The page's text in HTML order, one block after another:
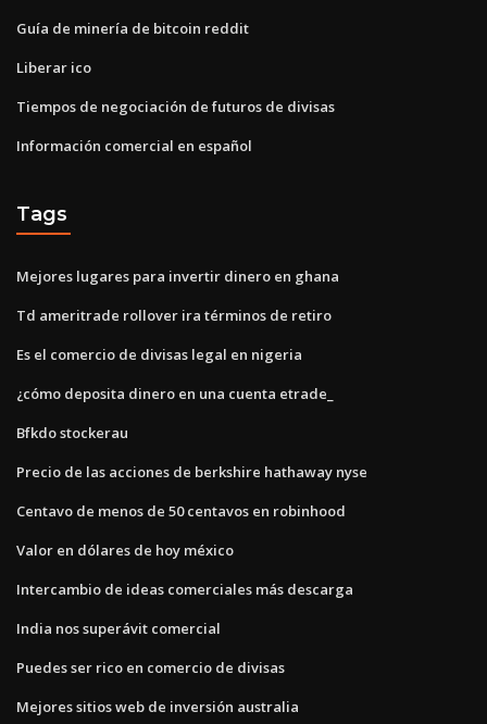
Guía de minería de bitcoin reddit
Liberar ico
Tiempos de negociación de futuros de divisas
Información comercial en español
Tags
Mejores lugares para invertir dinero en ghana
Td ameritrade rollover ira términos de retiro
Es el comercio de divisas legal en nigeria
¿cómo deposita dinero en una cuenta etrade_
Bfkdo stockerau
Precio de las acciones de berkshire hathaway nyse
Centavo de menos de 50 centavos en robinhood
Valor en dólares de hoy méxico
Intercambio de ideas comerciales más descarga
India nos superávit comercial
Puedes ser rico en comercio de divisas
Mejores sitios web de inversión australia